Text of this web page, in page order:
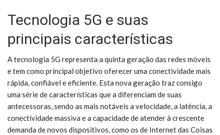
Tecnologia 5G e suas
principais características
A tecnologia 5G representa a quinta geração das redes móveis
e tem como principal objetivo oferecer uma conectividade mais
rápida, confiável e eficiente. Esta nova geração traz consigo
uma série de características que a diferenciam de suas
antecessoras, sendo as mais notáveis a velocidade, a latência, a
conectividade massiva e a capacidade de atender à crescente
demanda de novos dispositivos, como os de Internet das Coisas